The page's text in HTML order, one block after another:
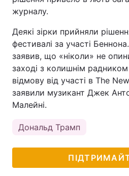
журналу.
Деякі зірки прийняли
фестивалі за участі
заявив, що «ніколи» не
заході з колишнім
відмову від участі в The
заявили музикант Джек
Малейні.
Дональд Трамп